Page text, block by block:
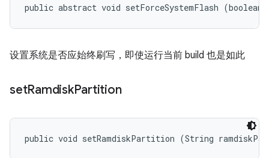
public abstract void setForceSystemFlash (boolean
设置系统是否应始终刷写，即使运行当前 build 也是如此
setRamdiskPartition
public void setRamdiskPartition (String